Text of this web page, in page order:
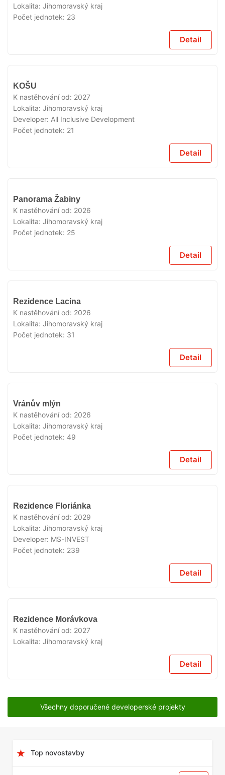
Lokalita: Jihomoravský kraj
Počet jednotek: 23
Detail
KOŠU
K nastěhování od: 2027
Lokalita: Jihomoravský kraj
Developer: All Inclusive Development
Počet jednotek: 21
Detail
Panorama Žabiny
K nastěhování od: 2026
Lokalita: Jihomoravský kraj
Počet jednotek: 25
Detail
Rezidence Lacina
K nastěhování od: 2026
Lokalita: Jihomoravský kraj
Počet jednotek: 31
Detail
Vránův mlýn
K nastěhování od: 2026
Lokalita: Jihomoravský kraj
Počet jednotek: 49
Detail
Rezidence Floriánka
K nastěhování od: 2029
Lokalita: Jihomoravský kraj
Developer: MS-INVEST
Počet jednotek: 239
Detail
Rezidence Morávkova
K nastěhování od: 2027
Lokalita: Jihomoravský kraj
Detail
Všechny doporučené developerské projekty
Top novostavby